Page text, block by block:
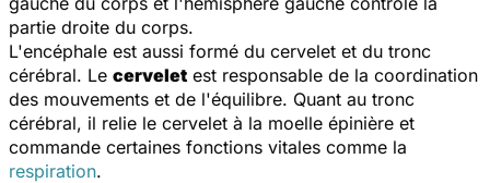
partie droite du corps.
L'encéphale est aussi formé du cervelet et du tronc
cérébral. Le cervelet est responsable de la coordination
des mouvements et de l'équilibre. Quant au tronc
cérébral, il relie le cervelet à la moelle épinière et
commande certaines fonctions vitales comme la
respiration.